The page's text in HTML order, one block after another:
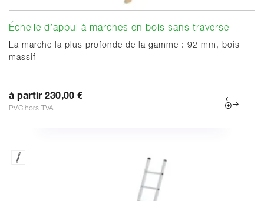
Échelle d’appui à marches en bois sans traverse
La marche la plus profonde de la gamme : 92 mm, bois
massif
à partir 230,00 €
PVC hors TVA